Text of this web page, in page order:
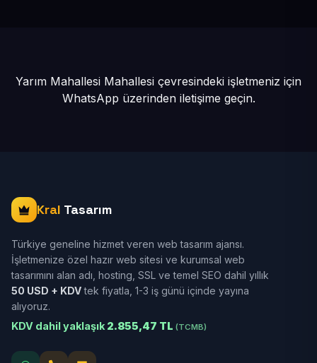
Yarım Mahallesi Mahallesi çevresindeki işletmeniz için
WhatsApp üzerinden iletişime geçin.
Kral Tasarım
Türkiye geneline hizmet veren web tasarım ajansı.
İşletmenize özel hazır web sitesi ve kurumsal web
tasarımını alan adı, hosting, SSL ve temel SEO dahil yıllık
50 USD + KDVtek fiyatla, 1-3 iş günü içinde yayına
alıyoruz.
KDV dahil yaklaşık 2.855,47 TL (TCMB)